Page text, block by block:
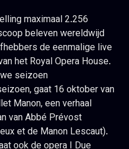
maximaal 2.256
beleven wereldwijd
de eenmalige live
het Royal Opera House.
seizoen
gaat 16 oktober van
Manon, een verhaal
van Abbé Prévost
et de Manon Lescaut).